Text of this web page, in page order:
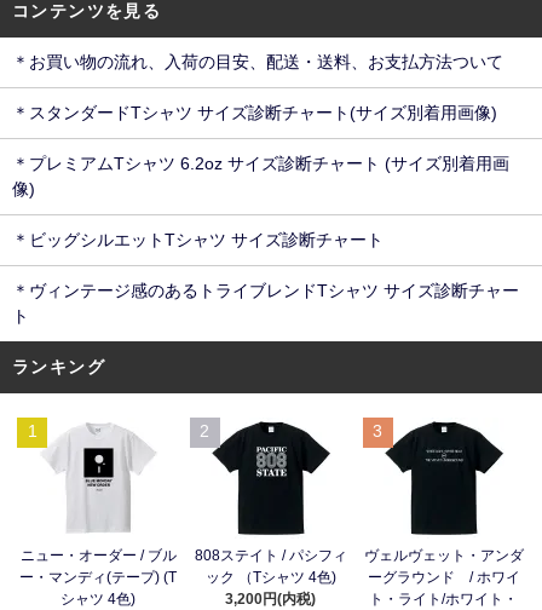
コンテンツを見る
＊お買い物の流れ、入荷の目安、配送・送料、お支払方法ついて
＊スタンダードTシャツ サイズ診断チャート(サイズ別着用画像)
＊プレミアムTシャツ 6.2oz サイズ診断チャート (サイズ別着用画
像)
＊ビッグシルエットTシャツ サイズ診断チャート
＊ヴィンテージ感のあるトライブレンドTシャツ サイズ診断チャー
ト
ランキング
1
ニュー・オーダー / ブル
ー・マンディ(テープ) (T
シャツ 4色)
2
808ステイト / パシフィ
ック （Tシャツ 4色)
3,200円(内税)
3
ヴェルヴェット・アンダ
ーグラウンド / ホワイ
ト・ライト/ホワイト・